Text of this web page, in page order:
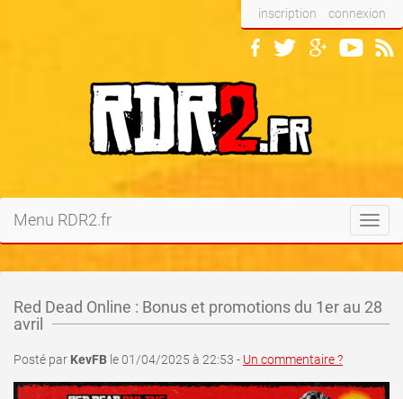
inscription connexion
Menu RDR2.fr
Red Dead Online : Bonus et promotions du 1er au 28
avril
Posté par KevFB le 01/04/2025 à 22:53 - Un commentaire ?